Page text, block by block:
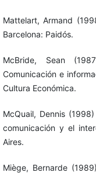
Mattelart, Armand
Barcelona: Paidós.
McBride, Sean
Comunicación e
Cultura Económica.
McQuail, Dennis
comunicación y el
Aires.
Miège, Bernarde